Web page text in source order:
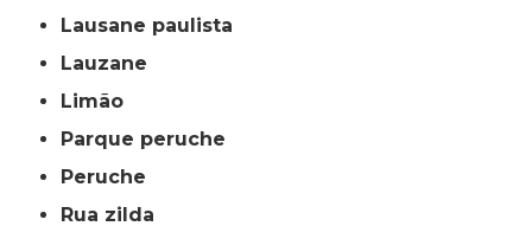
lausane paulista
lauzane
limão
parque peruche
peruche
rua zilda